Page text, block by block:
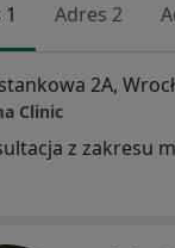
Adres 2
2A,
Clinic